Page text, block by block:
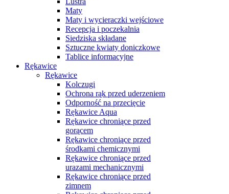
Maty
Maty i wycieraczki wejściowe
Recepcja i poczekalnia
Siedziska składane
Sztuczne kwiaty doniczkowe
Tablice informacyjne
Rękawice
Rękawice
Kolczugi
Ochrona rąk przed uderzeniem
Odporność na przecięcie
Rękawice Aqua
Rękawice chroniące przed
gorącem
Rękawice chroniące przed
środkami chemicznymi
Rękawice chroniące przed
urazami mechanicznymi
Rękawice chroniące przed
zimnem